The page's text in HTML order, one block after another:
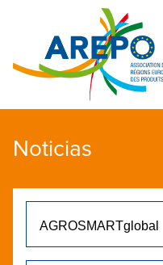
Noticias